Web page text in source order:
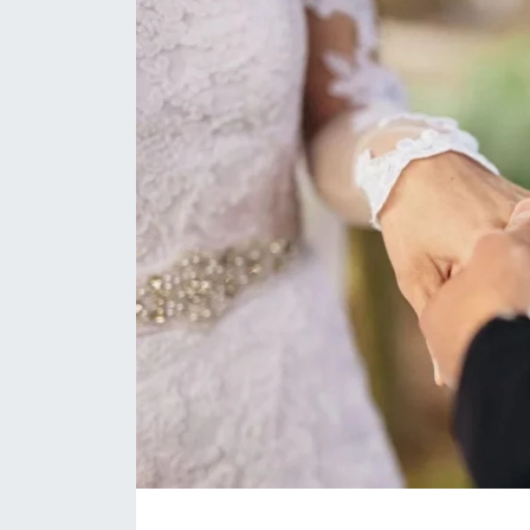
Daday Haberleri
Devrekani Haberleri
Doğanyurt Haberleri
Hanönü Haberleri
İhsangazi Haberleri
İnebolu Haberleri
Merkez Haberleri